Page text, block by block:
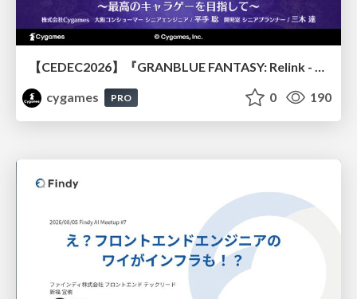
cygames
PRO 0 190